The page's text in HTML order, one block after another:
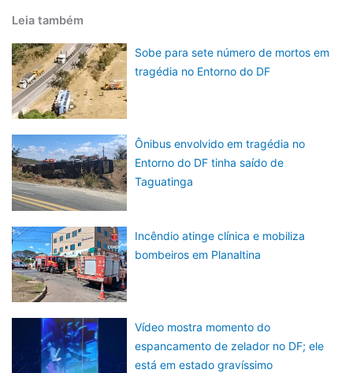
Leia também
Sobe para sete número de mortos em
tragédia no Entorno do DF
Ônibus envolvido em tragédia no
Entorno do DF tinha saído de
Taguatinga
Incêndio atinge clínica e mobiliza
bombeiros em Planaltina
Vídeo mostra momento do
espancamento de zelador no DF; ele
está em estado gravíssimo